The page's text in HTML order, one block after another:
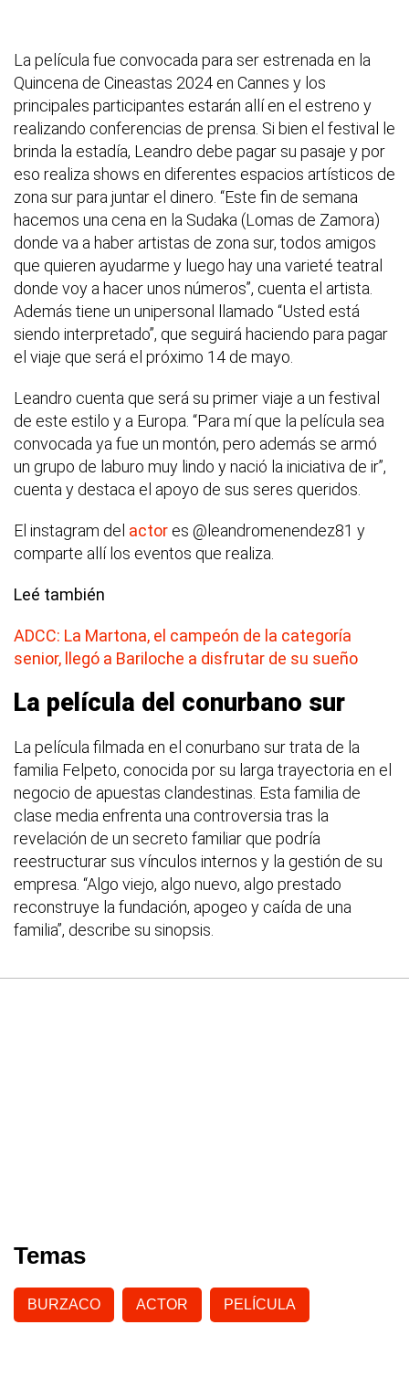
La película fue convocada para ser estrenada en la
Quincena de Cineastas 2024 en Cannes y los
principales participantes estarán allí en el estreno y
realizando conferencias de prensa. Si bien el festival le
brinda la estadía, Leandro debe pagar su pasaje y por
eso realiza shows en diferentes espacios artísticos de
zona sur para juntar el dinero. “Este fin de semana
hacemos una cena en la Sudaka (Lomas de Zamora)
donde va a haber artistas de zona sur, todos amigos
que quieren ayudarme y luego hay una varieté teatral
donde voy a hacer unos números”, cuenta el artista.
Además tiene un unipersonal llamado “Usted está
siendo interpretado”, que seguirá haciendo para pagar
el viaje que será el próximo 14 de mayo.
Leandro cuenta que será su primer viaje a un festival
de este estilo y a Europa. “Para mí que la película sea
convocada ya fue un montón, pero además se armó
un grupo de laburo muy lindo y nació la iniciativa de ir”,
cuenta y destaca el apoyo de sus seres queridos.
El instagram del actor es @leandromenendez81 y
comparte allí los eventos que realiza.
Leé también
ADCC: La Martona, el campeón de la categoría
senior, llegó a Bariloche a disfrutar de su sueño
La película del conurbano sur
La película filmada en el conurbano sur trata de la
familia Felpeto, conocida por su larga trayectoria en el
negocio de apuestas clandestinas. Esta familia de
clase media enfrenta una controversia tras la
revelación de un secreto familiar que podría
reestructurar sus vínculos internos y la gestión de su
empresa. “Algo viejo, algo nuevo, algo prestado
reconstruye la fundación, apogeo y caída de una
familia”, describe su sinopsis.
Temas
BURZACO ACTOR PELÍCULA